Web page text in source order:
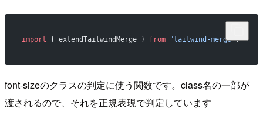
import { extendTailwindMerge } from "tailwind-merge";
font-sizeのクラスの判定に使う関数です。class名の一部が
渡されるので、それを正規表現で判定しています